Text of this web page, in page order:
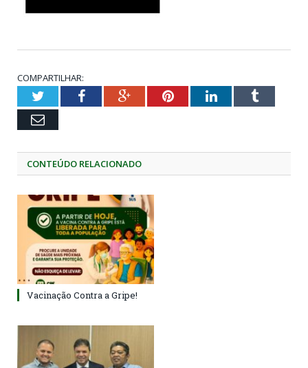
COMPARTILHAR:
TwitterFacebookGoogle+PinterestLinkedInTumblr
Email
CONTEÚDO RELACIONADO
Vacinação Contra a Gripe!